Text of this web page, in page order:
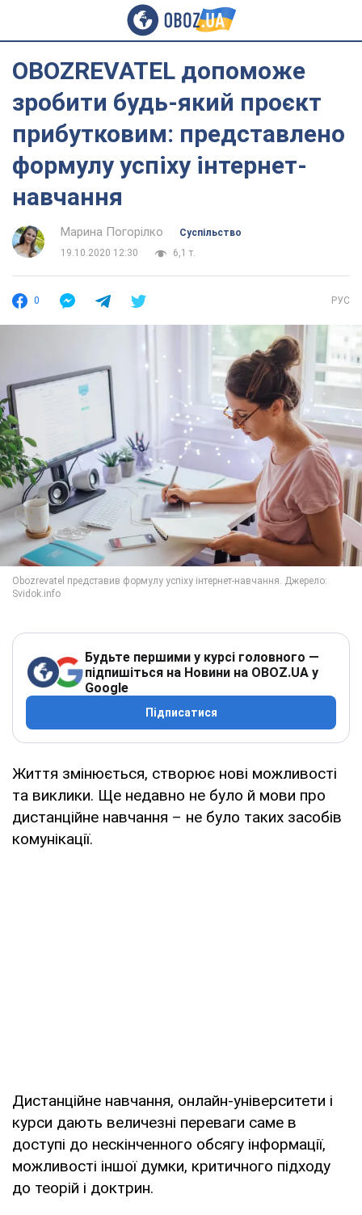
OBOZREVATEL допоможе
зробити будь-який проєкт
прибутковим: представлено
формулу успіху інтернет-
навчання
Марина Погорілко
Суспільство
19.10.2020 12:30
6,1 т.
0 РУС
Будьте першими у курсі головного —
підпишіться на Новини на OBOZ.UA у
Google
Підписатися
Життя змінюється, створює нові можливості
та виклики. Ще недавно не було й мови про
дистанційне навчання – не було таких засобів
комунікації.
Дистанційне навчання, онлайн-університети і
курси дають величезні переваги саме в
доступі до нескінченного обсягу інформації,
можливості іншої думки, критичного підходу
до теорій і доктрин.